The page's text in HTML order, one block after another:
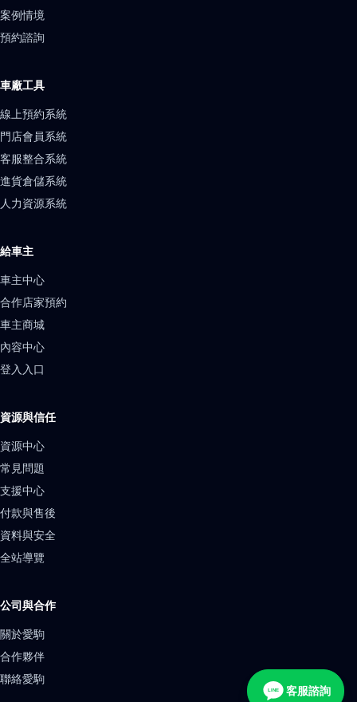
案例情境
預約諮詢
車廠工具
線上預約系統
門店會員系統
客服整合系統
進貨倉儲系統
人力資源系統
給車主
車主中心
合作店家預約
車主商城
內容中心
登入入口
資源與信任
資源中心
常見問題
支援中心
付款與售後
資料與安全
全站導覽
公司與合作
關於愛駒
合作夥伴
聯絡愛駒
LINE 客服諮詢